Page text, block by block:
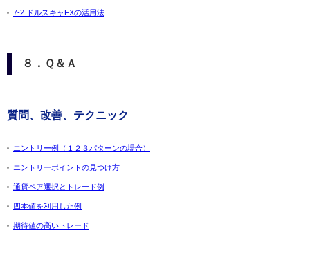
7-2 ドルスキャFXの活用法
８．Ｑ＆Ａ
質問、改善、テクニック
エントリー例（１２３パターンの場合）
エントリーポイントの見つけ方
通貨ペア選択とトレード例
四本値を利用した例
期待値の高いトレード